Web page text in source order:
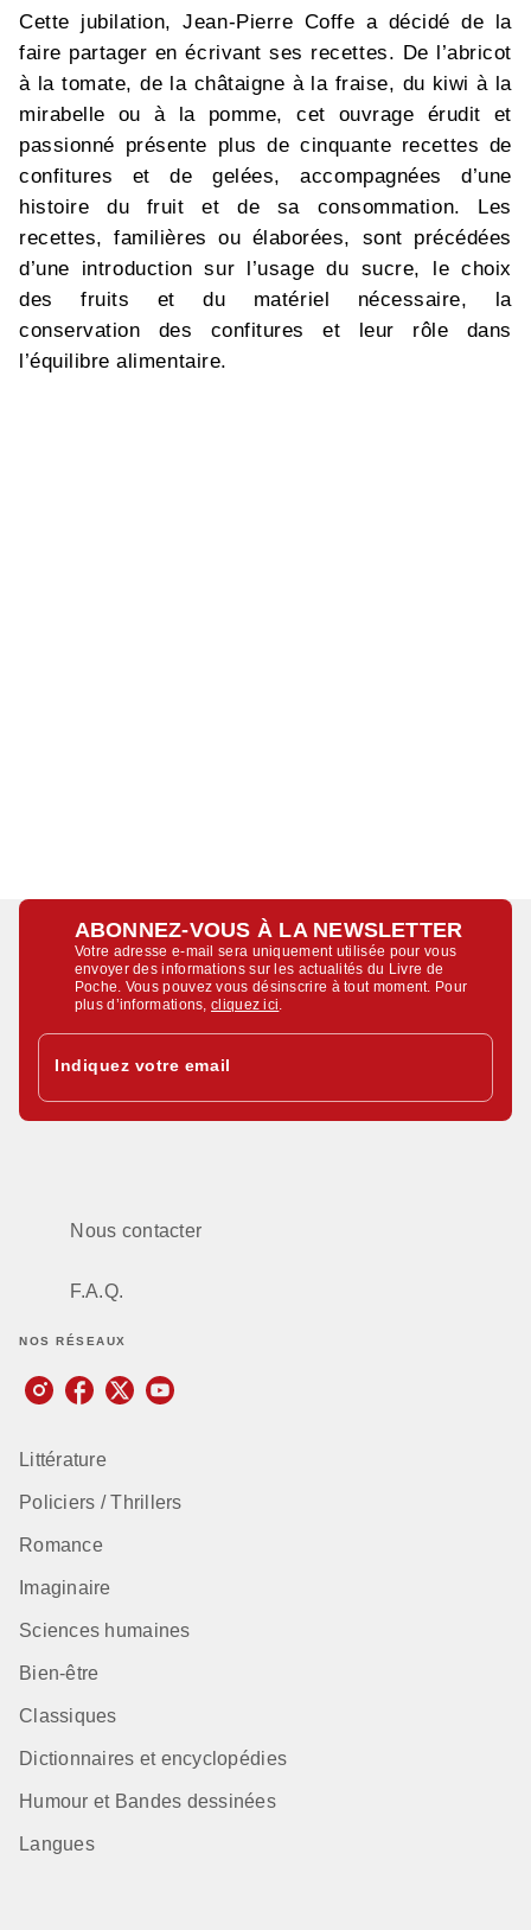
Cette jubilation, Jean-Pierre Coffe a décidé de la
faire partager en écrivant ses recettes. De l’abricot
à la tomate, de la châtaigne à la fraise, du kiwi à la
mirabelle ou à la pomme, cet ouvrage érudit et
passionné présente plus de cinquante recettes de
confitures et de gelées, accompagnées d’une
histoire du fruit et de sa consommation. Les
recettes, familières ou élaborées, sont précédées
d’une introduction sur l’usage du sucre, le choix
des fruits et du matériel nécessaire, la
conservation des confitures et leur rôle dans
l’équilibre alimentaire.
ABONNEZ-VOUS À LA NEWSLETTER
Votre adresse e-mail sera uniquement utilisée pour vous
envoyer des informations sur les actualités du Livre de
Poche. Vous pouvez vous désinscrire à tout moment. Pour
plus d’informations,cliquez ici.
Indiquez votre email
Nous contacter
F.A.Q.
NOS RÉSEAUX
Littérature
Policiers / Thrillers
Romance
Imaginaire
Sciences humaines
Bien-être
Classiques
Dictionnaires et encyclopédies
Humour et Bandes dessinées
Langues